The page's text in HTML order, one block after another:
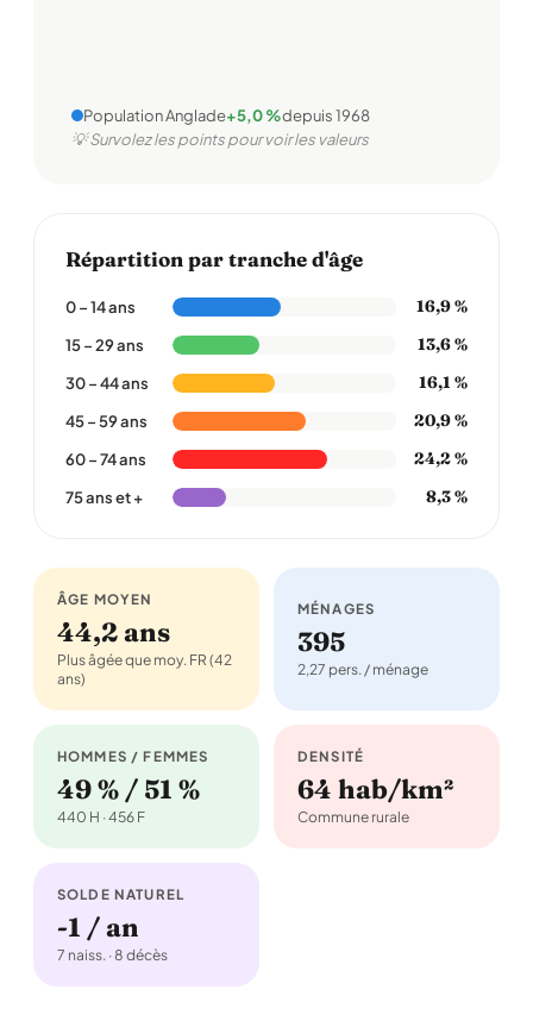
Population Anglade+5,0 %depuis 1968
💡 Survolez les points pour voir les valeurs
Répartition par tranche d'âge
0 – 14 ans 16,9 %
15 – 29 ans 13,6 %
30 – 44 ans 16,1 %
45 – 59 ans 20,9 %
60 – 74 ans 24,2 %
75 ans et + 8,3 %
ÂGE MOYEN
44,2 ans
Plus âgée que moy. FR (42
ans)
MÉNAGES
395
2,27 pers. / ménage
HOMMES / FEMMES
49 % / 51 %
440 H · 456 F
DENSITÉ
64 hab/km²
Commune rurale
SOLDE NATUREL
-1 / an
7 naiss. · 8 décès